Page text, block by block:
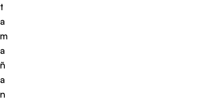
t
a
m
a
ñ
a
n